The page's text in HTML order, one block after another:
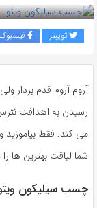
این
صفحه
با
دوستان
خود
بگذارید.
توییتر
آروم آروم قدم بردار
رسیدن به اهدافت
می کند. فقط
شما لیاقت بهترین ها را
چسب سیلیکون